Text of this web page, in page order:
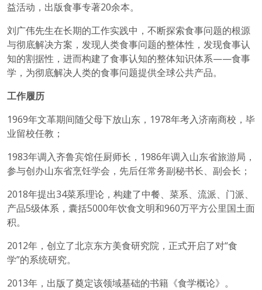
益活动，出版食事专著20余本。
刘广伟先生在长期的工作实践中，不断探索食事问题的根源
与彻底解决方案，发现人类食事问题的整体性，发现食事认
知的割据性，进而构建了食事认知的整体知识体系——食事
学，为彻底解决人类的食事问题提供全球公共产品。
工作履历
1969年文革期间随父母下放山东，1978年考入济南商校，毕
业留校任教；
1983年调入齐鲁宾馆任厨师长，1986年调入山东省旅游局，
参与创办山东省烹饪学会，先后任常务副秘书长、副会长；
2018年提出34菜系理论，构建了中餐、菜系、流派、门派、
产品5级体系，囊括5000年饮食文明和960万平方公里国土面
积。
2012年，创立了北京东方美食研究院，正式开启了对“食
学”的系统研究。
2013年，出版了奠定该领域基础的书籍《食学概论》。